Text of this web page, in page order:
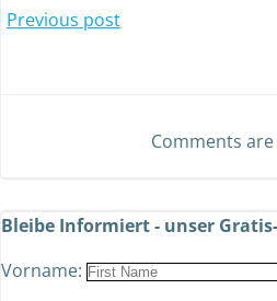
Previous post
Comments
Bleibe Informiert - unser
Vorname: